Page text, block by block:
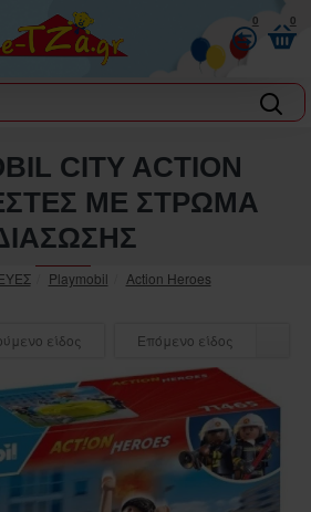
0 0
Playmobil Action Heroes
CITY ACTION
ΜΕ ΣΤΡΩΜΑ
είδος Επόμενο είδος